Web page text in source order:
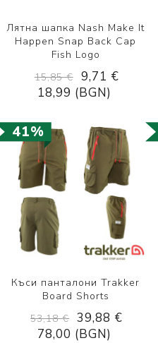
Лятна шапка Nash Make It
Happen Snap Back Cap
Fish Logo
15,85 € 9,71 €
18,99 (BGN)
41%
Къси панталони Trakker
Board Shorts
53,18 € 39,88 €
78,00 (BGN)